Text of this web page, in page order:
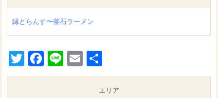
縁とらんす〜釜石ラーメン
TwitterFacebook
LineEmail
有
エリア